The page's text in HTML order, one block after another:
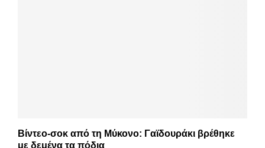
Βίντεο-σοκ από τη Μύκονο: Γαϊδουράκι βρέθηκε
με δεμένα τα πόδια